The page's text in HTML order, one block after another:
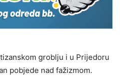
groblju i u Prijedoru
pobjede nad fažizmom.